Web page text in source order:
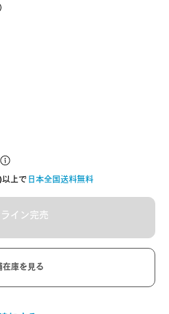
上で 日本全国送料無料
イン完売
在庫を見る